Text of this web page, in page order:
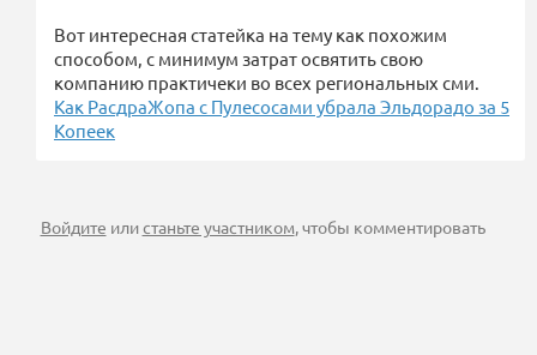
Вот интересная статейка на тему как похожим
способом, с минимум затрат освятить свою
компанию практичеки во всех региональных сми.
Как РасдраЖопа с Пулесосами убрала Эльдорадо за 5
Копеек
Войдите илистаньте участником, чтобы комментировать